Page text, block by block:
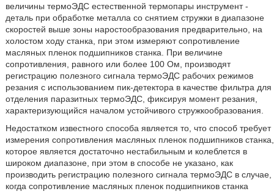
величины термоЭДС естественной термопары инструмент -
деталь при обработке металла со снятием стружки в диапазоне
скоростей выше зоны наростообразования предварительно, на
холостом ходу станка, при этом измеряют сопротивление
масляных пленок подшипников станка. При величине
сопротивления, равного или более 100 Ом, производят
регистрацию полезного сигнала термоЭДС рабочих режимов
резания с использованием пик-детектора в качестве фильтра для
отделения паразитных термоЭДС, фиксируя момент резания,
характеризующийся началом устойчивого стружкообразования.
Недостатком известного способа является то, что способ требует
измерения сопротивления масляных пленок подшипников станка,
которое является достаточно нестабильным и колеблется в
широком диапазоне, при этом в способе не указано, как
производить регистрацию полезного сигнала термоЭДС в случае,
когда сопротивление масляных пленок подшипников станка